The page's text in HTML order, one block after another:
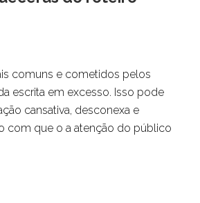
comuns e cometidos pelos
escrita em excesso. Isso pode
cansativa, desconexa e
com que o a atenção do público